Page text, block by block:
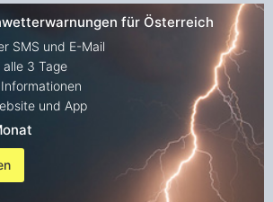
für Österreich
SMS und E-Mail
3 Tage
und App